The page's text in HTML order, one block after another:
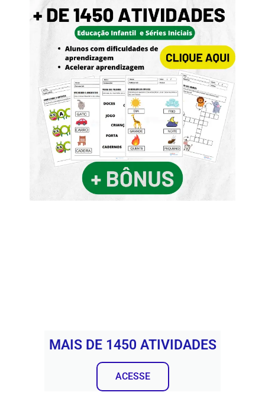
MAIS DE 1450 ATIVIDADES
ACESSE